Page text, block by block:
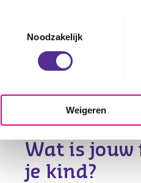
Noodzakelijk
Weigeren
Kinderen vanaf
De WA-
Andere
Er zijn nog veel meer
Wat is jouw
je kind?